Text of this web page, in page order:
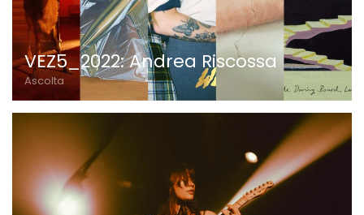
VEZ5_2022: Andrea Riscossa
Ascolta